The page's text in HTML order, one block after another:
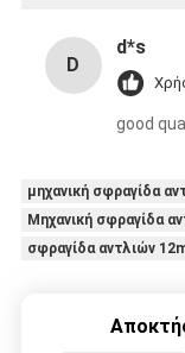
D
d*s
good
μηχανική σφραγίδα
Μηχανική σφραγίδα
σφραγίδα αντλιών